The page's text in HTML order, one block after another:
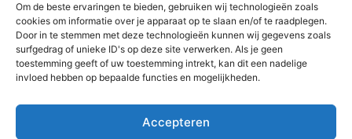
Om de beste ervaringen te bieden, gebruiken wij technologieën zoals
cookies om informatie over je apparaat op te slaan en/of te raadplegen.
Door in te stemmen met deze technologieën kunnen wij gegevens zoals
surfgedrag of unieke ID's op deze site verwerken. Als je geen
toestemming geeft of uw toestemming intrekt, kan dit een nadelige
invloed hebben op bepaalde functies en mogelijkheden.
Accepteren
De best gelezen stukken op een rij
Human resources degrees
Klantenbegeleiding bij bouwprojecten biedt rust én
Sporten en gezond eten